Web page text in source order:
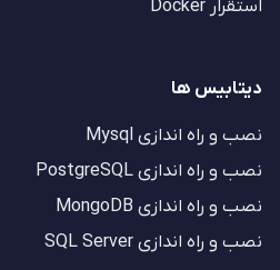
استقرار Docker
دیتابیس ها
نصب و راه اندازی Mysql
نصب و راه اندازی PostgreSQL
نصب و راه اندازی MongoDB
نصب و راه اندازی SQL Server